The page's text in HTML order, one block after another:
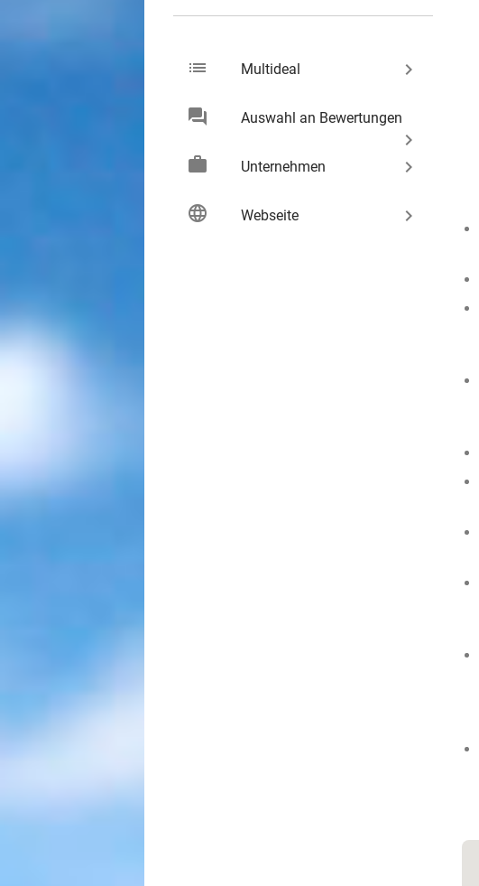
list Multideal keyboard_arrow_right
chat Auswahl an Bewertungen
keyboard_arrow_right
work
Unternehmen keyboard_arrow_right
language Webseite keyboard_arrow_right